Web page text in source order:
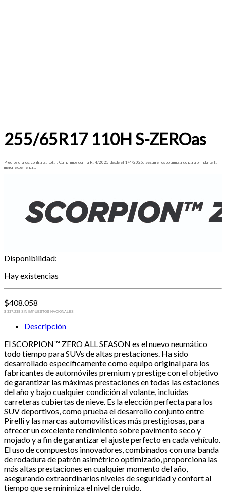
255/65R17 110H S-ZEROas
Precios claros, confianza total. Cumplimos con la R. 4/2025 desde el 1/4/2025. Seguiremos optimizando para brindarte la
mejor experiencia.
Disponibilidad:
Hay existencias
$408.058
$ 337.238 SIN IMPUESTOS NACIONALES
Descripción
El SCORPION™ ZERO ALL SEASON es el nuevo neumático
todo tiempo para SUVs de altas prestaciones. Ha sido
desarrollado específicamente como equipo original para los
fabricantes de automóviles premium y prestige con el objetivo
de garantizar las máximas prestaciones en todas las estaciones
del año y bajo cualquier condición al volante, incluidas
carreteras cubiertas de nieve. Es la elección perfecta para los
SUV deportivos, como prueba el desarrollo conjunto entre
Pirelli y las marcas automovilísticas más prestigiosas, para
ofrecer un excelente rendimiento sobre pavimento seco y
mojado y a fin de garantizar el ajuste perfecto en cada vehículo.
El uso de compuestos innovadores, combinados con una banda
de rodadura de patrón asimétrico optimizado, proporciona las
más altas prestaciones en cualquier momento del año,
asegurando extraordinarios niveles de seguridad y confort al
tiempo que se minimiza el nivel de ruido.